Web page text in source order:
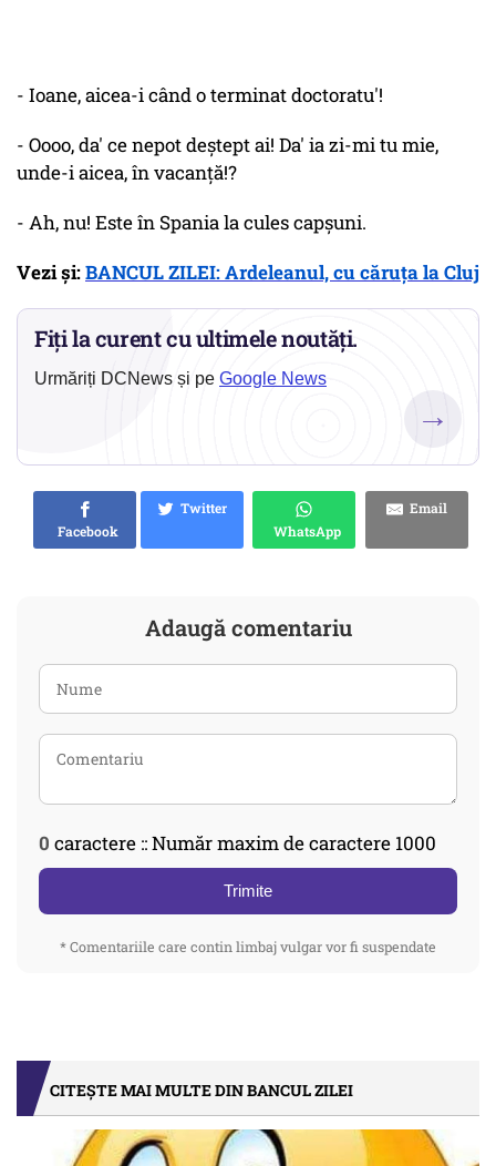
- Ioane, aicea-i când o terminat doctoratu'!
- Oooo, da' ce nepot deștept ai! Da' ia zi-mi tu mie,
unde-i aicea, în vacanță!?
- Ah, nu! Este în Spania la cules capșuni.
Vezi și:BANCUL ZILEI: Ardeleanul, cu căruța la Cluj
Fiți la curent cu ultimele noutăți.
Urmăriți DCNews și pe Google News
→
Facebook
Twitter
WhatsApp
Email
Adaugă comentariu
0 caractere :: Număr maxim de caractere 1000
Trimite
* Comentariile care contin limbaj vulgar vor fi suspendate
CITEȘTE MAI MULTE DIN BANCUL ZILEI